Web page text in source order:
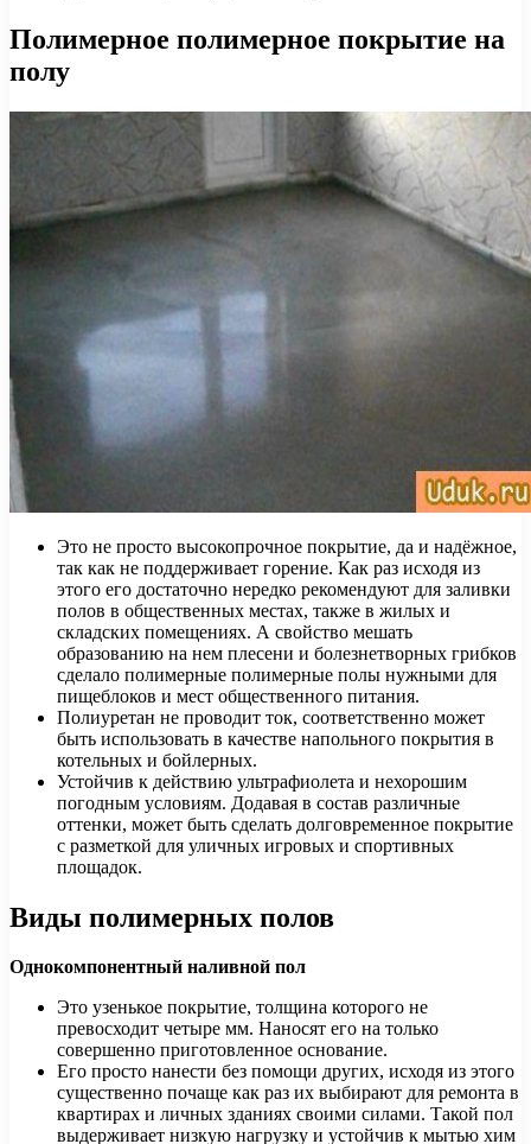
Полимерное полимерное покрытие на
полу
Это не просто высокопрочное покрытие, да и надёжное,
так как не поддерживает горение. Как раз исходя из
этого его достаточно нередко рекомендуют для заливки
полов в общественных местах, также в жилых и
складских помещениях. А свойство мешать
образованию на нем плесени и болезнетворных грибков
сделало полимерные полимерные полы нужными для
пищеблоков и мест общественного питания.
Полиуретан не проводит ток, соответственно может
быть использовать в качестве напольного покрытия в
котельных и бойлерных.
Устойчив к действию ультрафиолета и нехорошим
погодным условиям. Додавая в состав различные
оттенки, может быть сделать долговременное покрытие
с разметкой для уличных игровых и спортивных
площадок.
Виды полимерных полов
Однокомпонентный наливной пол
Это узенькое покрытие, толщина которого не
превосходит четыре мм. Наносят его на только
совершенно приготовленное основание.
Его просто нанести без помощи других, исходя из этого
существенно почаще как раз их выбирают для ремонта в
квартирах и личных зданиях своими силами. Такой пол
выдерживает низкую нагрузку и устойчив к мытью хим